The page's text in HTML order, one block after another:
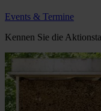
Events & Termine
Kennen Sie die